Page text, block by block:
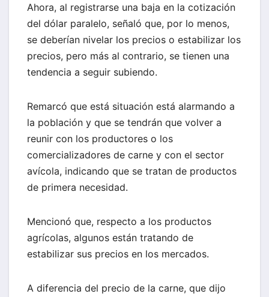
Ahora, al registrarse una baja en la cotización
del dólar paralelo, señaló que, por lo menos,
se deberían nivelar los precios o estabilizar los
precios, pero más al contrario, se tienen una
tendencia a seguir subiendo.
Remarcó que está situación está alarmando a
la población y que se tendrán que volver a
reunir con los productores o los
comercializadores de carne y con el sector
avícola, indicando que se tratan de productos
de primera necesidad.
Mencionó que, respecto a los productos
agrícolas, algunos están tratando de
estabilizar sus precios en los mercados.
A diferencia del precio de la carne, que dijo